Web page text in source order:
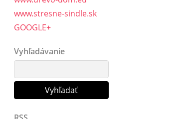
www.stresne-sindle.sk
GOOGLE+
Vyhľadávanie